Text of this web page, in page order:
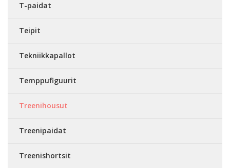
T-paidat
Teipit
Tekniikkapallot
Temppufiguurit
Treenihousut
Treenipaidat
Treenishortsit